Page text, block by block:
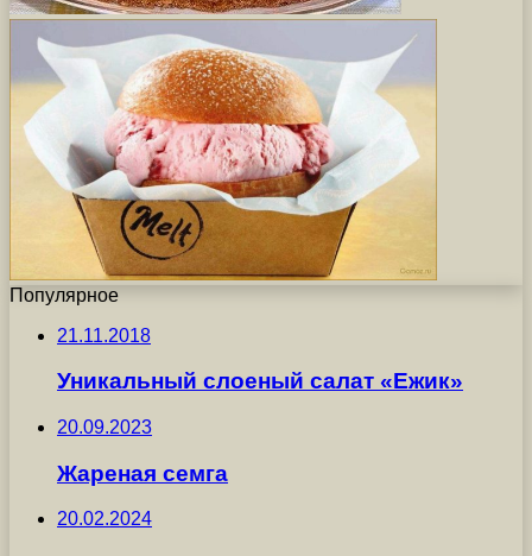
Популярное
21.11.2018
Уникальный слоеный салат «Ежик»
20.09.2023
Жареная семга
20.02.2024